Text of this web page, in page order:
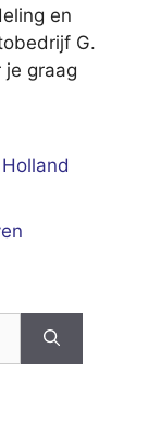
en
G.
je graag